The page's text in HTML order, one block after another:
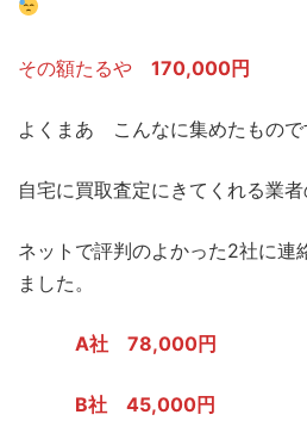
その額たるや 170,000円
よくまあ こんなに集めたもの
自宅に買取査定にきてくれる業
ネットで評判のよかった2社に
ました。
A社 78,000円
B社 45,000円